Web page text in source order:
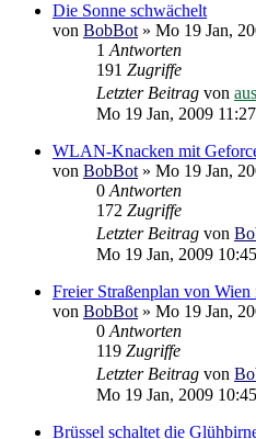
Die Sonne schwächelt
von BobBot » Mo 19 Jan,
1 Antworten
191 Zugriffe
Letzter Beitrag von
Mo 19 Jan, 2009 11:27
WLAN-Knacken mit
von BobBot » Mo 19 Jan,
0 Antworten
172 Zugriffe
Letzter Beitrag von
Mo 19 Jan, 2009 10:45
Freier Straßenplan von
von BobBot » Mo 19 Jan,
0 Antworten
119 Zugriffe
Letzter Beitrag von
Mo 19 Jan, 2009 10:45
Brüssel schaltet die